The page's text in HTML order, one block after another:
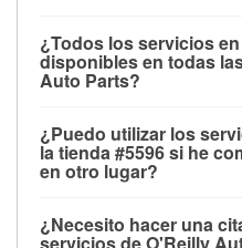
¿Todos los servicios
disponibles en todas
Auto Parts?
las pruebas de batería,
motor de arranque,
con O'Reilly VeriScan® e
limpiaparabrisas o
todas las tiendas O'Reilly
¿Puedo utilizar los
la tienda #5596 si he
en otro lugar?
de O'Reilly Auto Parts
¿Necesito hacer una